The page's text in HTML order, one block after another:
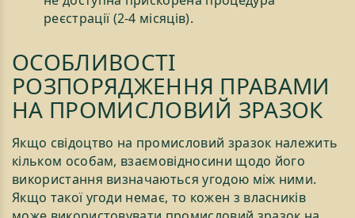
реєстрації (2-4 місяців).
ОСОБЛИВОСТІ
РОЗПОРЯДЖЕННЯ ПРАВАМИ
НА ПРОМИСЛОВИЙ ЗРАЗОК
Якщо свідоцтво на промисловий зразок належить
кільком особам, взаємовідносини щодо його
використання визначаються угодою між ними.
Якщо такої угоди немає, то кожен з власників